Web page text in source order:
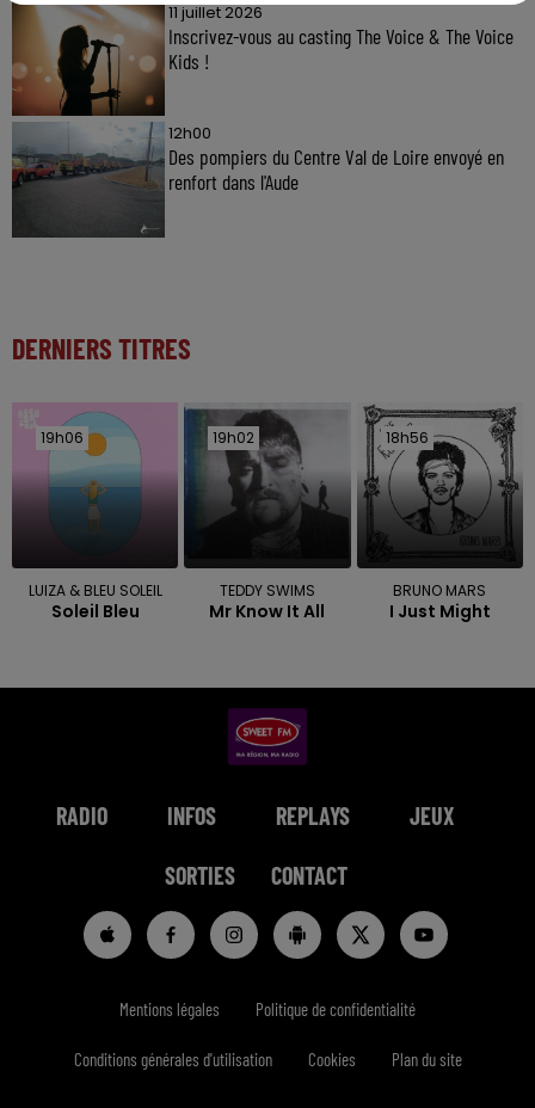
11 juillet 2026
Inscrivez-vous au casting The Voice & The Voice
Kids !
12h00
Des pompiers du Centre Val de Loire envoyé en
renfort dans l'Aude
DERNIERS TITRES
19h06
19h06
LUIZA & BLEU SOLEIL
Soleil Bleu
19h02
19h02
TEDDY SWIMS
Mr Know It All
18h56
18h56
BRUNO MARS
I Just Might
RADIO INFOS REPLAYS JEUX
SORTIES CONTACT
Mentions légales Politique de confidentialité
Conditions générales d'utilisation Cookies Plan du site